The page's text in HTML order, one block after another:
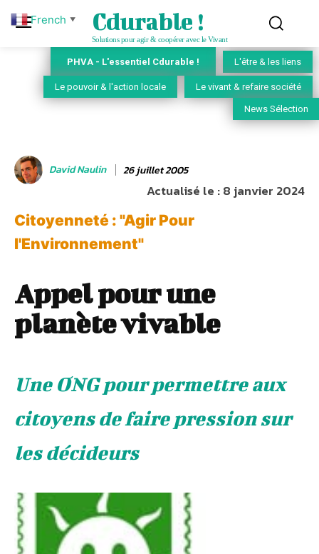
Cdurable !
Solutions pour agir & coopérer avec le Vivant
PHVA - L'essentiel Cdurable ! L'être & les liens
Le pouvoir & l'action locale Le vivant & refaire société
News Sélection
David Naulin 26 juillet 2005
Actualisé le :8 janvier 2024
Citoyenneté : "Agir Pour
l'Environnement"
Appel pour une
planète vivable
Une ONG pour permettre aux
citoyens de faire pression sur
les décideurs
French ▼